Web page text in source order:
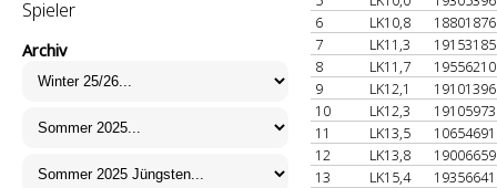
Spieler
Archiv
6
LK10,8
7
LK11,3
8
LK11,7
9
LK12,1
10
LK12,3
11
LK13,5
12
LK13,8
13
LK15,4